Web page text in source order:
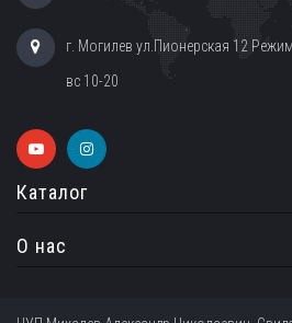
г. Могилев ул.Пионерская 12
вс 10-20
Каталог
О нас